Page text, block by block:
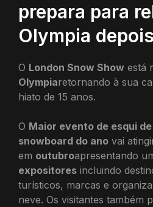
prepara para
Olympia
O London Snow Show está
Olympiaretornando à sua
hiato de 15 anos.
O Maior evento de esqui
snowboard do ano vai
em outubroapresentando
expositores incluindo
turísticos, marcas e
neve. Os visitantes também